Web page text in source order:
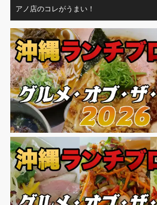
アノ店のコレがうまい！